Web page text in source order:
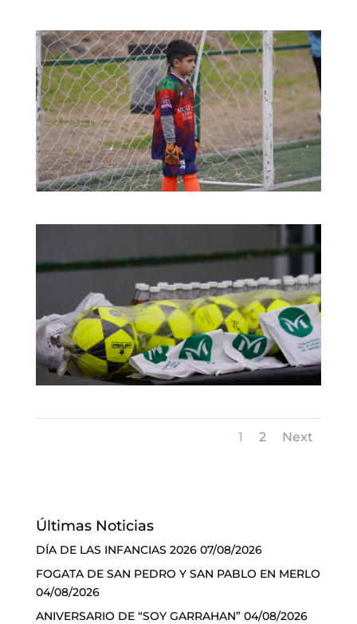
1 2 Next
Últimas Noticias
DÍA DE LAS INFANCIAS 2026 07/08/2026
FOGATA DE SAN PEDRO Y SAN PABLO EN MERLO
04/08/2026
ANIVERSARIO DE “SOY GARRAHAN” 04/08/2026